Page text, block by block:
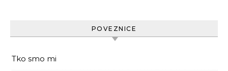
POVEZNICE
Tko smo mi